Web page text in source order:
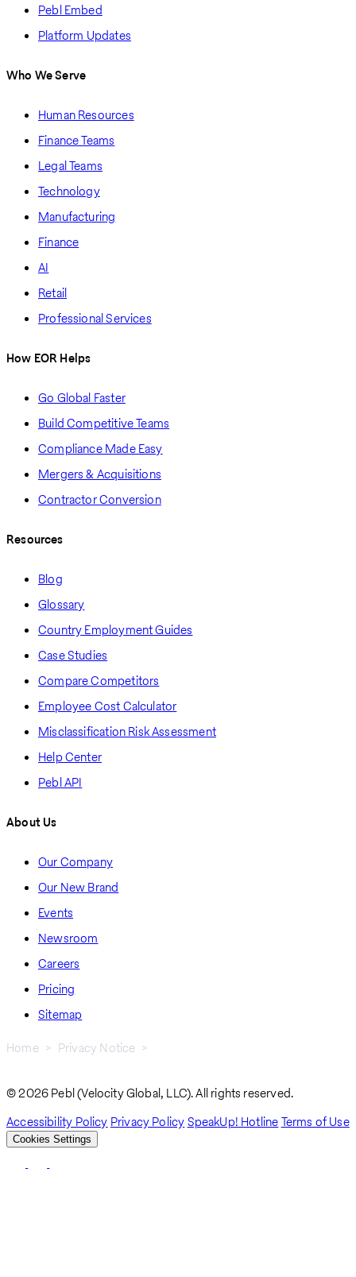
Pebl Embed
Platform Updates
Who We Serve
Human Resources
Finance Teams
Legal Teams
Technology
Manufacturing
Finance
AI
Retail
Professional Services
How EOR Helps
Go Global Faster
Build Competitive Teams
Compliance Made Easy
Mergers & Acquisitions
Contractor Conversion
Resources
Blog
Glossary
Country Employment Guides
Case Studies
Compare Competitors
Employee Cost Calculator
Misclassification Risk Assessment
Help Center
Pebl API
About Us
Our Company
Our New Brand
Events
Newsroom
Careers
Pricing
Sitemap
Home
Privacy Notice
© 2026 Pebl (Velocity Global, LLC). All rights reserved.
Accessibility Policy Privacy PolicySpeakUp! HotlineTerms of Use
Cookies Settings